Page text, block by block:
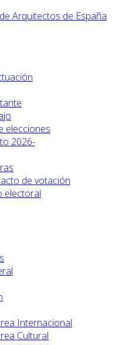
elecciones
2026-
de votación
electoral
Internacional
Cultural